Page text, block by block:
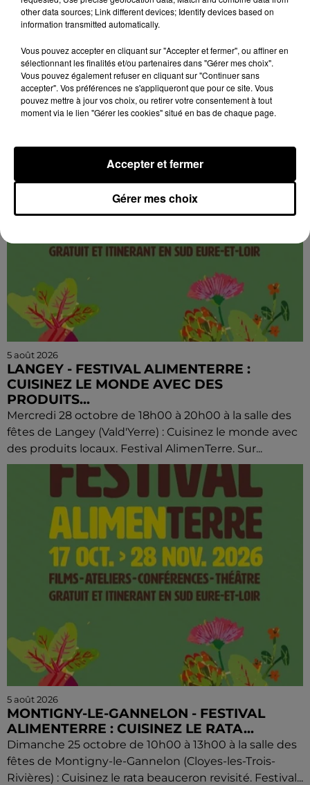
5 août 2026
CHÂTEAUDUN - FESTIVAL ALIMENTERRE :
Jeudi 29 octobre et 19 novembre de 9h00 à 13h00,
sur la marché de la place du 18 octobre : Une pause
gourmande aux saveurs de Beauce ! Festival
AlimenTerre.
5 août 2026
LANGEY - FESTIVAL ALIMENTERRE :
CUISINEZ LE MONDE AVEC DES
PRODUITS...
Mercredi 28 octobre de 18h00 à 20h00 à la salle des
fêtes de Langey (Vald'Yerre) : Cuisinez le monde avec
des produits locaux. Festival AlimenTerre. Sur...
5 août 2026
MONTIGNY-LE-GANNELON - FESTIVAL
ALIMENTERRE : CUISINEZ LE RATA...
Dimanche 25 octobre de 10h00 à 13h00 à la salle des
fêtes de Montigny-le-Gannelon (Cloyes-les-Trois-
Rivières) : Cuisinez le rata beauceron revisité. Festival...
other data sources; Link different devices; Identify devices based on
information transmitted automatically.
Vous pouvez accepter en cliquant sur "Accepter et fermer", ou affiner en
sélectionnant les finalités et/ou partenaires dans "Gérer mes choix".
Vous pouvez également refuser en cliquant sur "Continuer sans
accepter". Vos préférences ne s'appliqueront que pour ce site. Vous
pouvez mettre à jour vos choix, ou retirer votre consentement à tout
moment via le lien "Gérer les cookies" situé en bas de chaque page.
Gérer mes choix
Accepter et fermer